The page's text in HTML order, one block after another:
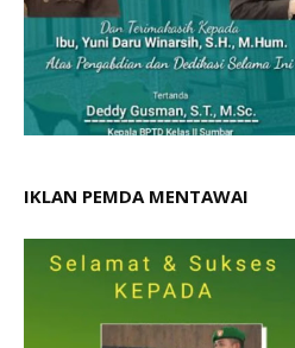
IKLAN PEMDA MENTAWAI